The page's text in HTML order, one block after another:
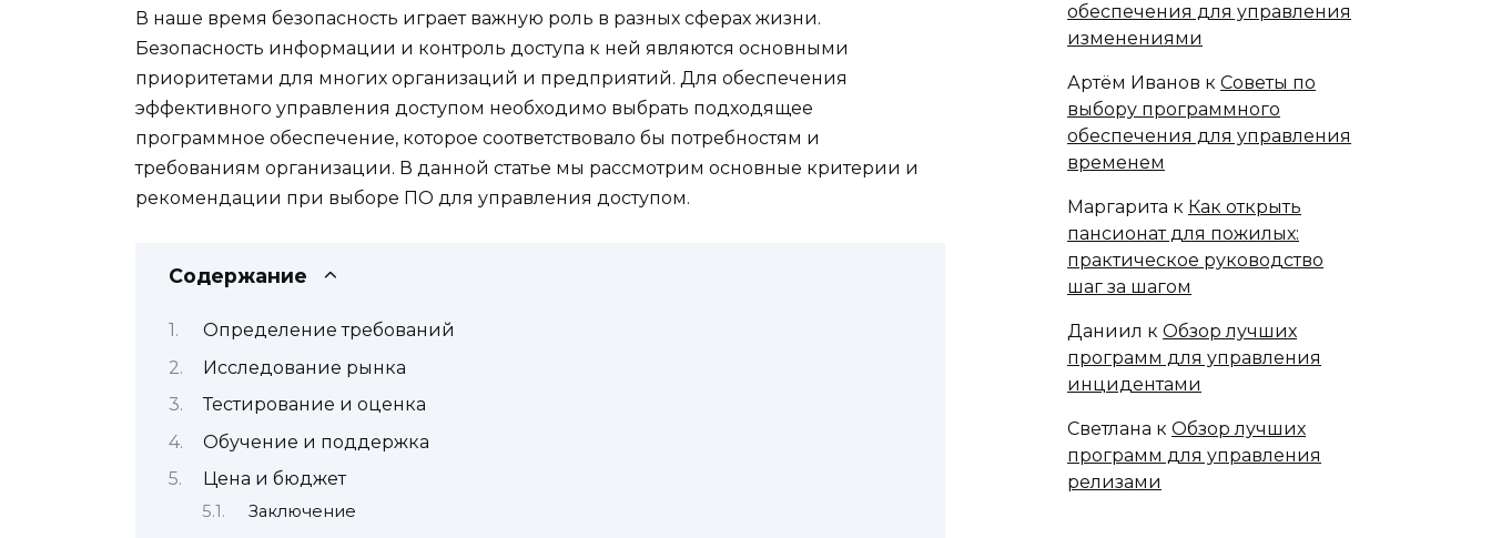
В наше время безопасность играет важную роль в разных сферах жизни.
Безопасность информации и контроль доступа к ней являются основными
приоритетами для многих организаций и предприятий. Для обеспечения
эффективного управления доступом необходимо выбрать подходящее
программное обеспечение, которое соответствовало бы потребностям и
требованиям организации. В данной статье мы рассмотрим основные критерии и
рекомендации при выборе ПО для управления доступом.
Содержание
Определение требований
Исследование рынка
Тестирование и оценка
Обучение и поддержка
Цена и бюджет
Заключение
обеспечения для управления
изменениями
Артём Иванов к Советы по
выбору программного
обеспечения для управления
временем
Маргарита к Как открыть
пансионат для пожилых:
практическое руководство
шаг за шагом
Даниил к Обзор лучших
программ для управления
инцидентами
Светлана к Обзор лучших
программ для управления
релизами